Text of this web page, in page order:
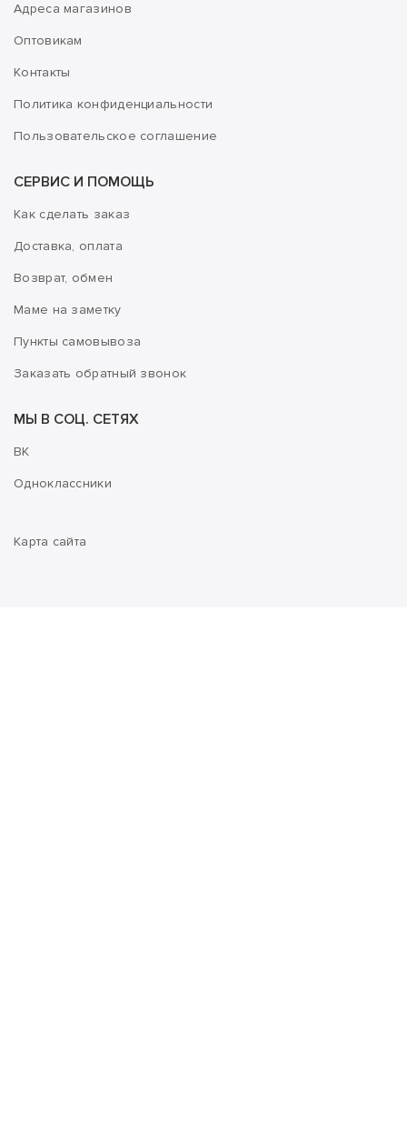
Адреса магазинов
Оптовикам
Контакты
Политика конфиденциальности
Пользовательское соглашение
СЕРВИС И ПОМОЩЬ
Как сделать заказ
Доставка, оплата
Возврат, обмен
Маме на заметку
Пункты самовывоза
Заказать обратный звонок
МЫ В СОЦ. СЕТЯХ
ВК
Одноклассники
Карта сайта